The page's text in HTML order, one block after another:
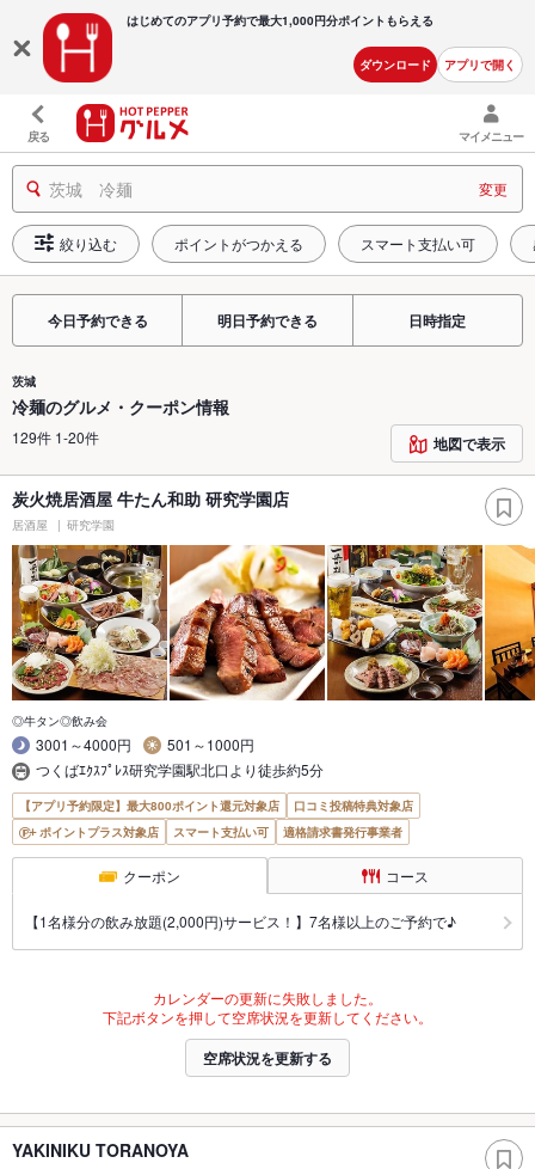
はじめてのアプリ予約で最大1,000円分ポイントもらえる
ダウンロード アプリで開く
戻る マイメニュー
茨城 冷麺 変更
絞り込む ポイントがつかえる スマート支払い可
今日予約できる 明日予約できる 日時指定
茨城
冷麺のグルメ・クーポン情報
129件 1-20件 地図で表示
炭火焼居酒屋 牛たん和助 研究学園店
居酒屋 研究学園
◎牛タン◎飲み会
3001～4000円
501～1000円
つくばｴｸｽﾌﾟﾚｽ研究学園駅北口より徒歩約5分
【アプリ予約限定】最大800ポイント還元対象店
口コミ投稿特典対象店
ポイントプラス対象店
スマート支払い可 適格請求書発行事業者
クーポン コース
【1名様分の飲み放題(2,000円)サービス！】7名様以上のご予約で♪
カレンダーの更新に失敗しました。
下記ボタンを押して空席状況を更新してください。
空席状況を更新する
YAKINIKU TORANOYA